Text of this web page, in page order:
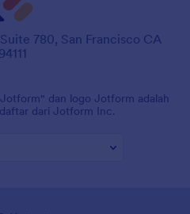
780, San Francisco CA
94111
dan logo Jotform adalah
dari Jotform Inc.